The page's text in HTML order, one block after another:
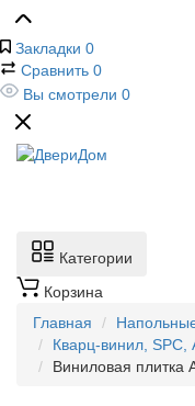
Закладки 0
Сравнить 0
Вы смотрели 0
Категории
Корзина
Главная
Кварц-винил, SPC,
Виниловая плитка